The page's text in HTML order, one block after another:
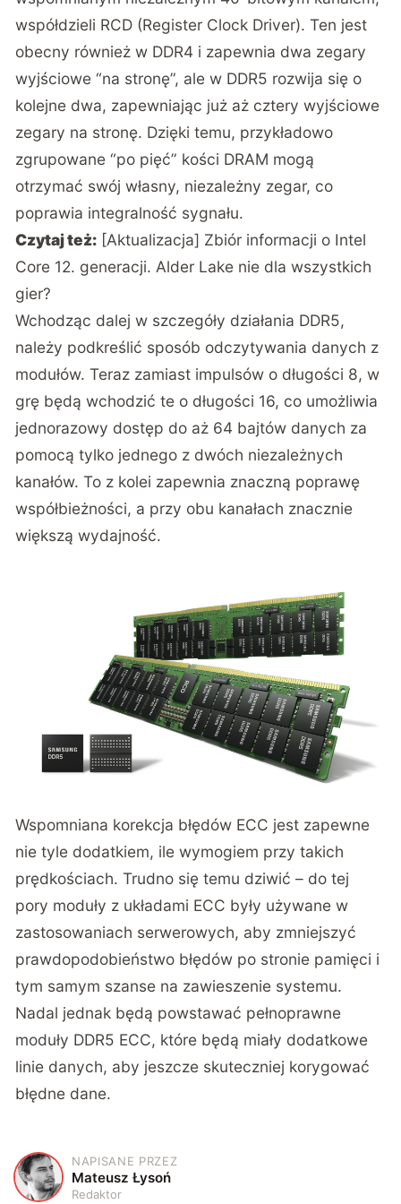
współdzieli RCD (Register Clock Driver). Ten jest
obecny również w DDR4 i zapewnia dwa zegary
wyjściowe “na stronę”, ale w DDR5 rozwija się o
kolejne dwa, zapewniając już aż cztery wyjściowe
zegary na stronę. Dzięki temu, przykładowo
zgrupowane “po pięć” kości DRAM mogą
otrzymać swój własny, niezależny zegar, co
poprawia integralność sygnału.
Czytaj też: [Aktualizacja] Zbiór informacji o Intel
Core 12. generacji. Alder Lake nie dla wszystkich
gier?
Wchodząc dalej w szczegóły działania DDR5,
należy podkreślić sposób odczytywania danych z
modułów. Teraz zamiast impulsów o długości 8, w
grę będą wchodzić te o długości 16, co umożliwia
jednorazowy dostęp do aż 64 bajtów danych za
pomocą tylko jednego z dwóch niezależnych
kanałów. To z kolei zapewnia znaczną poprawę
współbieżności, a przy obu kanałach znacznie
większą wydajność.
Wspomniana korekcja błędów ECC jest zapewne
nie tyle dodatkiem, ile wymogiem przy takich
prędkościach. Trudno się temu dziwić – do tej
pory moduły z układami ECC były używane w
zastosowaniach serwerowych, aby zmniejszyć
prawdopodobieństwo błędów po stronie pamięci i
tym samym szanse na zawieszenie systemu.
Nadal jednak będą powstawać pełnoprawne
moduły DDR5 ECC, które będą miały dodatkowe
linie danych, aby jeszcze skuteczniej korygować
błędne dane.
M
NAPISANE PRZEZ
Mateusz Łysoń
Redaktor